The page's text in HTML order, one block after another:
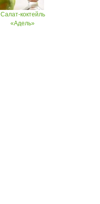
Салат-коктейль
«Адель»